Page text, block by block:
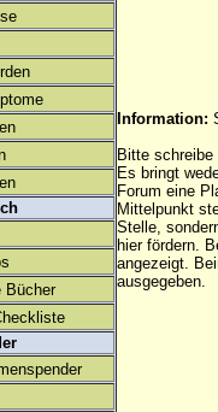
Bücher
Information:
Bitte
Es bringt
Forum eine
Mittelpunkt
Stelle,
hier fördern.
angezeigt.
ausgegeben.